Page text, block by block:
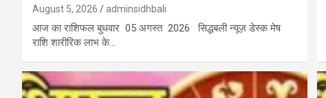
August 5, 2026 adminsidhbali
आज का राशिफल बुधवार 05 अगस्त 2026 सिद्धबली न्यूज़ डेस्क मेष
राशि शारीरिक लाभ के…